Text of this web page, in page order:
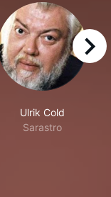
Ulrik Cold
Sarastro
right